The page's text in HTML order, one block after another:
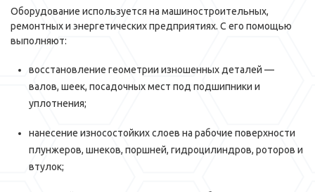
Оборудование используется на машиностроительных,
ремонтных и энергетических предприятиях. С его помощью
выполняют:
восстановление геометрии изношенных деталей —
валов, шеек, посадочных мест под подшипники и
уплотнения;
нанесение износостойких слоев на рабочие поверхности
плунжеров, шнеков, поршней, гидроцилиндров, роторов и
втулок;